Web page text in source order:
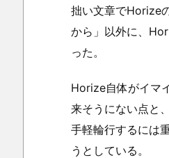
拙い文章でHorize
から」以外に、
った。
Horize自体がイマ
来そうにない点と
手軽輪行するには
うとしている。